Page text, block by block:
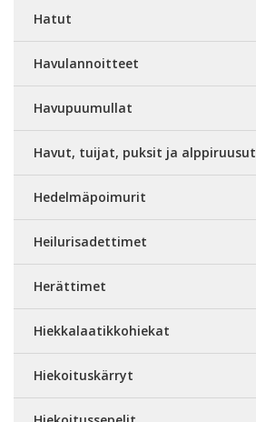
Hatut
Havulannoitteet
Havupuumullat
Havut, tuijat, puksit ja alppiruusut
Hedelmäpoimurit
Heilurisadettimet
Herättimet
Hiekkalaatikkohiekat
Hiekoituskärryt